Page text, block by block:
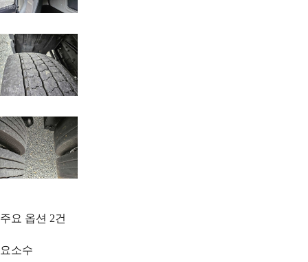
주요 옵션 2건
요소수